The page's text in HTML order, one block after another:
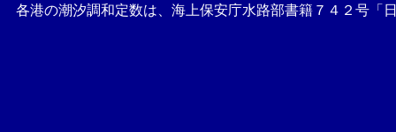
各港の潮汐調和定数は、海上保安庁水路部書籍７４２号「